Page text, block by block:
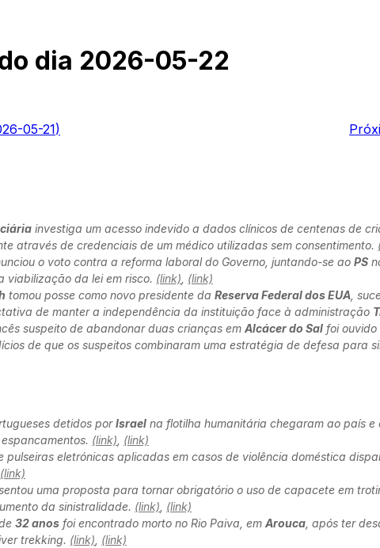
dia 2026-05-22
05-21)
investiga um acesso indevido a dados clínicos de centenas de
através de credenciais de um médico utilizadas sem consentimento.
o voto contra a reforma laboral do Governo, juntando-se ao PS
viabilização da lei em risco. (link) (link)
tomou posse como novo presidente da Reserva Federal dos EUA ,
de manter a independência da instituição face à administração
suspeito de abandonar duas crianças em Alcácer do Sal foi ouvido
de que os suspeitos combinaram uma estratégia de defesa para
detidos porIsrael na flotilha humanitária chegaram ao país e
(link) (link)
pulseiras eletrónicas aplicadas em casos de violência doméstica
(link)
uma proposta para tornar obrigatório o uso de capacete em
da sinistralidade. (link) (link)
32 anos foi encontrado morto no Rio Paiva, em Arouca , após ter
trekking. (link) (link)